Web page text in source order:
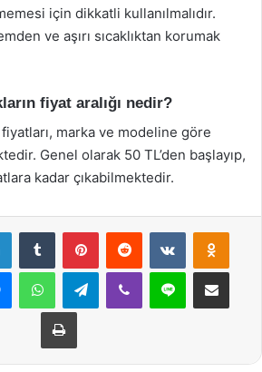
için dikkatli kullanılmalıdır.
ve aşırı sıcaklıktan korumak
fiyat aralığı nedir?
marka ve modeline göre
Genel olarak 50 TL’den başlayıp,
kadar çıkabilmektedir.
LinkedInTumblr PinterestReddit VKontakte
MessengerWhatsAppTelegramViber Line E-Posta ile
Yazdır